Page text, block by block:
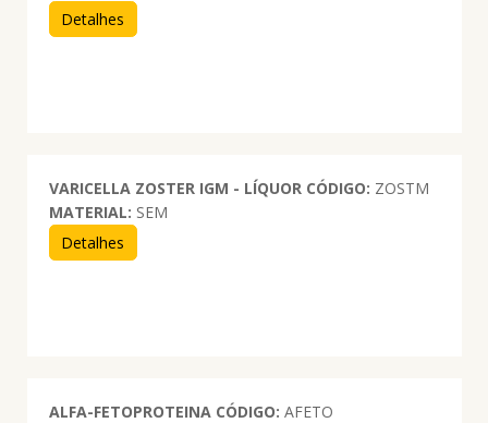
Detalhes
VARICELLA ZOSTER IGM - LÍQUOR CÓDIGO: ZOSTM
MATERIAL: SEM
Detalhes
ALFA-FETOPROTEINA CÓDIGO: AFETO